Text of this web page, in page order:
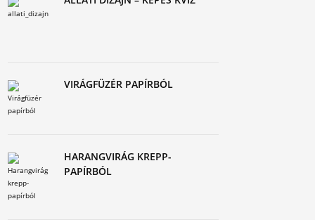
VIRÁGFÜZÉR PAPÍRBÓL
HARANGVIRÁG KREPP-
PAPÍRBÓL